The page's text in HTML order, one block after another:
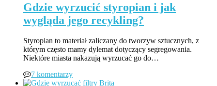
Gdzie wyrzucić styropian i jak
wygląda jego recykling?
Styropian to materiał zaliczany do tworzyw sztucznych, z
którym często mamy dylemat dotyczący segregowania.
Niektóre miasta nakazują wyrzucać go do…
7 komentarzy